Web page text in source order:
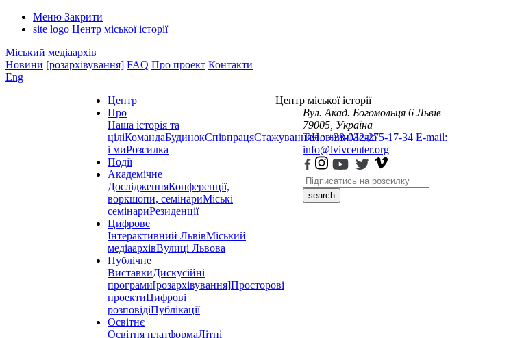
Меню Закрити
site logo Центр міської історії
Міський медіаархів
Новини [розархівування] FAQ Про проект Контакти
Eng
Центр
Про
Наша історія та
ціліКомандаБудинокСпівпрацяСтажуванняНовиниМедіа
і миРозсилка
Події
Академічне
ДослідженняКонференції,
воркшопи, семінариМіські
семінариРезиденції
Цифрове
Інтерактивний ЛьвівМіський
медіаархівВулиці Львова
Публічне
ВиставкиДискусійні
програми[розархівування]Просторові
проектиЦифрові
розповідіПублікації
Освітнє
Освітня платформаЛітні
Центр міської історії
Вул. Акад. Богомольця 6 Львів
79005, Україна
Тел.: +38-032-275-17-34 E-mail:
info@lvivcenter.org
search